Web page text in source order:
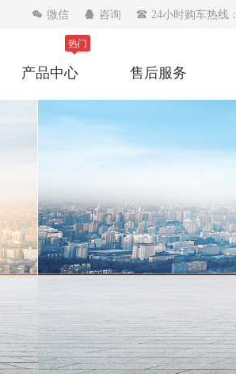
 微信  咨询  24小时购车热线：
热门
产品中心 售后服务